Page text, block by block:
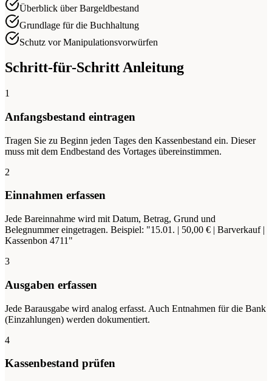
Überblick über Bargeldbestand
Grundlage für die Buchhaltung
Schutz vor Manipulationsvorwürfen
Schritt-für-Schritt Anleitung
1
Anfangsbestand eintragen
Tragen Sie zu Beginn jeden Tages den Kassenbestand ein. Dieser
muss mit dem Endbestand des Vortages übereinstimmen.
2
Einnahmen erfassen
Jede Bareinnahme wird mit Datum, Betrag, Grund und
Belegnummer eingetragen. Beispiel: "15.01. | 50,00 € | Barverkauf |
Kassenbon 4711"
3
Ausgaben erfassen
Jede Barausgabe wird analog erfasst. Auch Entnahmen für die Bank
(Einzahlungen) werden dokumentiert.
4
Kassenbestand prüfen